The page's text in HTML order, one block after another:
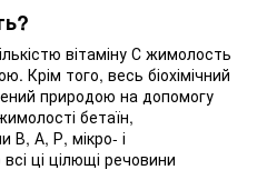
вітаміну С жимолость
Крім того, весь біохімічний
природою на допомогу
бетаїн,
В, А, Р, мікро- і
ці цілющі речовини